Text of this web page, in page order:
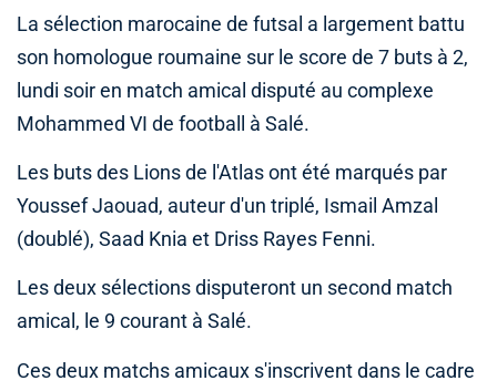
La sélection marocaine de futsal a largement battu
son homologue roumaine sur le score de 7 buts à 2,
lundi soir en match amical disputé au complexe
Mohammed VI de football à Salé.
Les buts des Lions de l'Atlas ont été marqués par
Youssef Jaouad, auteur d'un triplé, Ismail Amzal
(doublé), Saad Knia et Driss Rayes Fenni.
Les deux sélections disputeront un second match
amical, le 9 courant à Salé.
Ces deux matchs amicaux s'inscrivent dans le cadre